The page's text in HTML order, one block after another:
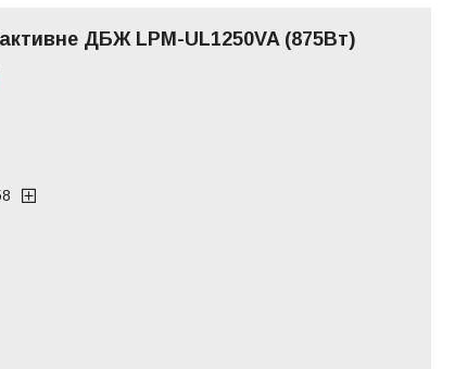
ДБЖ LPM-UL1250VA (875Вт)